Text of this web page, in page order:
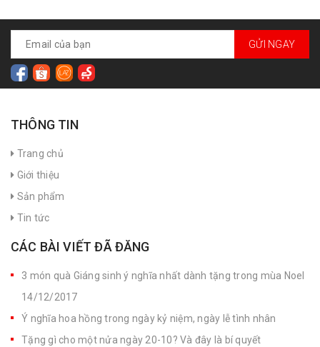
GỬI NGAY
THÔNG TIN
Trang chủ
Giới thiệu
Sản phẩm
Tin tức
CÁC BÀI VIẾT ĐÃ ĐĂNG
3 món quà Giáng sinh ý nghĩa nhất dành tặng trong mùa Noel
14/12/2017
Ý nghĩa hoa hồng trong ngày kỷ niệm, ngày lễ tình nhân
Tặng gì cho một nửa ngày 20-10? Và đây là bí quyết